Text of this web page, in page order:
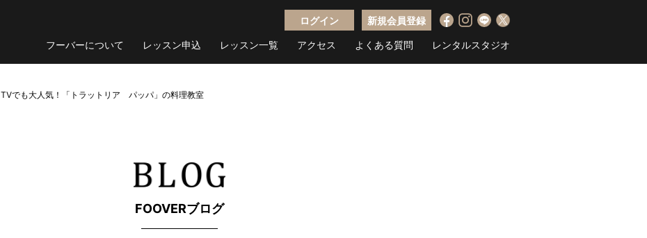
ログイン 新規会員登録
フーバーについて レッスン申込 レッスン一覧 アクセス よくある質問 レンタルスタジオ
TVでも大人気！「トラットリア パッパ」の料理教室
FOOVERブログ